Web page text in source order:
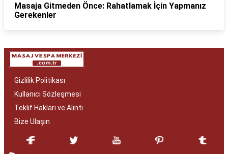
Masaja Gitmeden Önce: Rahatlamak İçin Yapmanız
Gerekenler
Gizlilik Politikası
Kullanıcı Sözleşmesi
Teklif Hakları ve Alıntı
Bize Ulaşın